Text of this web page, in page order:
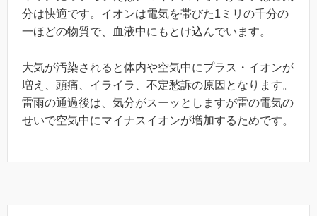
分は快適です。イオンは電気を帯びた1ミリの千分の
一ほどの物質で、血液中にもとけ込んでいます。
大気が汚染されると体内や空気中にプラス・イオンが
増え、頭痛、イライラ、不定愁訴の原因となります。
雷雨の通過後は、気分がスーッとしますが雷の電気の
せいで空気中にマイナスイオンが増加するためです。